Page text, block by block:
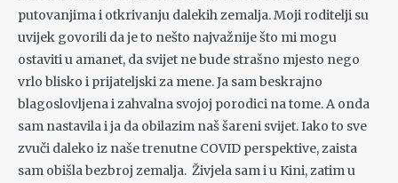
putovanjima i otkrivanju dalekih zemalja. Moji roditelji su
uvijek govorili da je to nešto najvažnije što mi mogu
ostaviti u amanet, da svijet ne bude strašno mjesto nego
vrlo blisko i prijateljski za mene. Ja sam beskrajno
blagoslovljena i zahvalna svojoj porodici na tome. A onda
sam nastavila i ja da obilazim naš šareni svijet. Iako to sve
zvuči daleko iz naše trenutne COVID perspektive, zaista
sam obišla bezbroj zemalja. Živjela sam i u Kini, zatim u